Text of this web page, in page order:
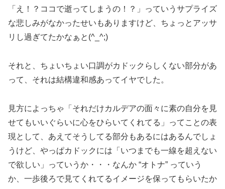
「え！？ココで逝ってしまうの！？」っていうサプライズ
な悲しみがなかったせいもありますけど、ちょっとアッサ
リし過ぎてたかなぁと(^_^;)
それと、ちょいちょい口調がカドックらしくない部分があ
って、それは結構違和感あってイヤでした。
見方によっちゃ「それだけカルデアの面々に素の自分を見
せてもいいぐらいに心をひらいてくれてる」ってことの表
現として、あえてそうしてる部分もあるにはあるんでしょ
うけど、やっぱカドックには「いつまでも一線を超えない
で欲しい」っていうか・・・なんか “オトナ” っていう
か、一歩後ろで見てくれてるイメージを保ってもらいたか